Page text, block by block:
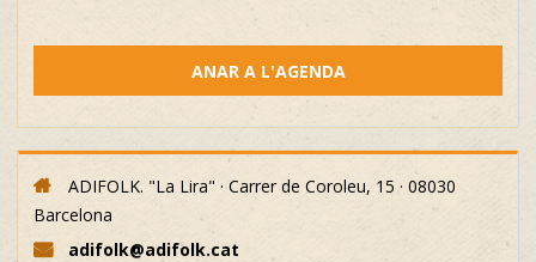
ANAR A L'AGENDA
ADIFOLK. "La Lira" · Carrer de Coroleu, 15 · 08030
Barcelona
adifolk@adifolk.cat